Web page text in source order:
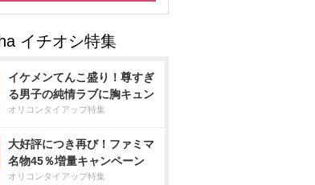
イケメンてんこ盛り！尊すぎ
る男子の純情ラブに胸キュン
オリコンタイアップ特集
大好評につき再び！ファミマ
名物45％増量キャンペーン
オリコンタイアップ特集